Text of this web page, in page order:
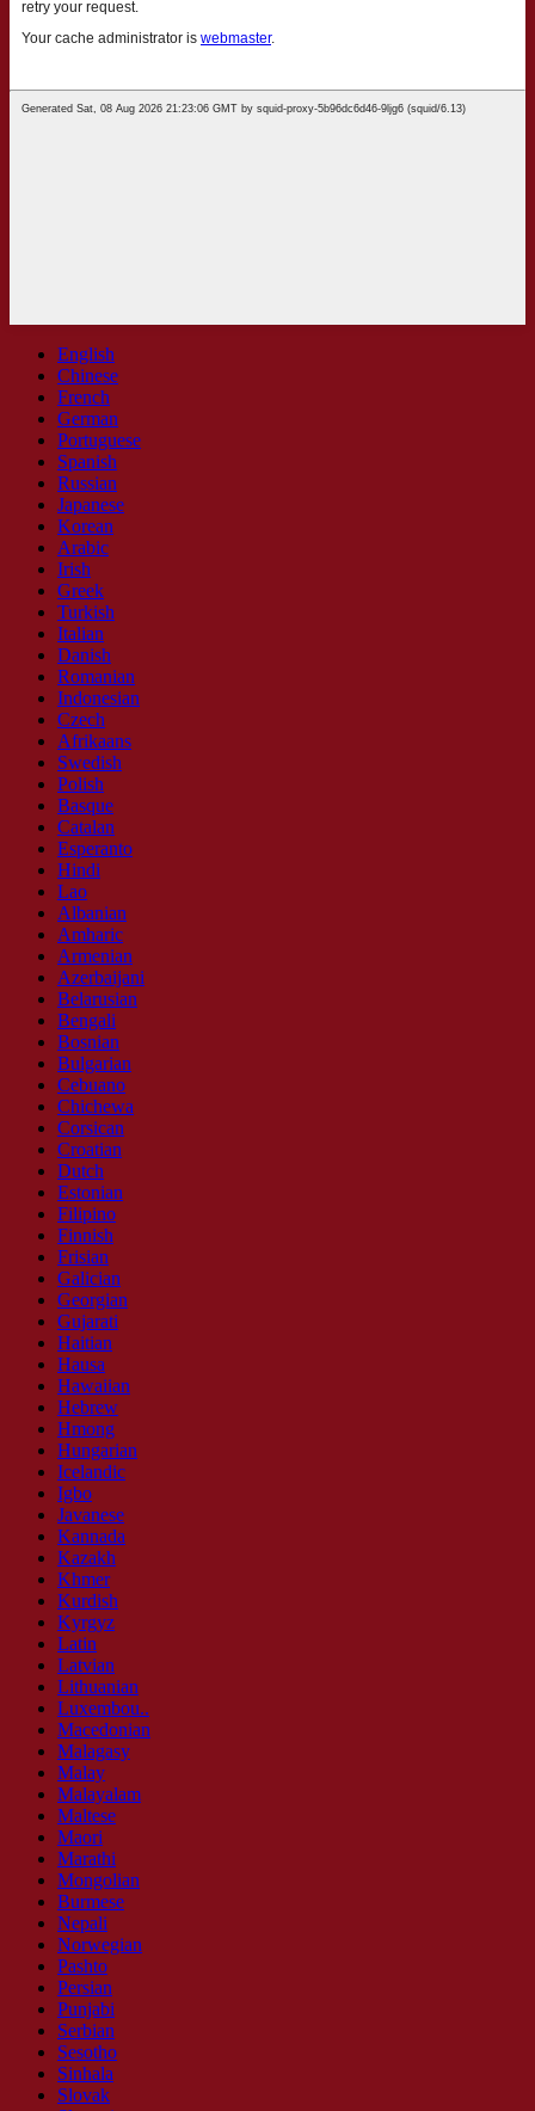
English
Chinese
French
German
Portuguese
Spanish
Russian
Japanese
Korean
Arabic
Irish
Greek
Turkish
Italian
Danish
Romanian
Indonesian
Czech
Afrikaans
Swedish
Polish
Basque
Catalan
Esperanto
Hindi
Lao
Albanian
Amharic
Armenian
Azerbaijani
Belarusian
Bengali
Bosnian
Bulgarian
Cebuano
Chichewa
Corsican
Croatian
Dutch
Estonian
Filipino
Finnish
Frisian
Galician
Georgian
Gujarati
Haitian
Hausa
Hawaiian
Hebrew
Hmong
Hungarian
Icelandic
Igbo
Javanese
Kannada
Kazakh
Khmer
Kurdish
Kyrgyz
Latin
Latvian
Lithuanian
Luxembou..
Macedonian
Malagasy
Malay
Malayalam
Maltese
Maori
Marathi
Mongolian
Burmese
Nepali
Norwegian
Pashto
Persian
Punjabi
Serbian
Sesotho
Sinhala
Slovak